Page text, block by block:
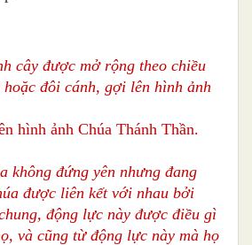
cây được mở rộng theo chiều
đôi cánh, gợi lên hình ảnh
hình ảnh Chúa Thánh Thần.
không đứng yên nhưng đang
được liên kết với nhau bởi
động lực này được điều gì
và cũng từ động lực này mà họ